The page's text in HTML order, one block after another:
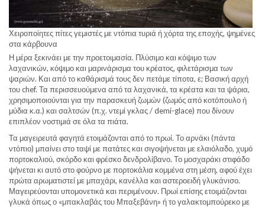
Χειροποίητες πίτες γεμιστές με ντόπια τυριά ή χόρτα της εποχής, ψημένες
στα κάρβουνα
Η μέρα ξεκινάει με την προετοιμασία. Πλύσιμο και κόψιμο των
λαχανικών, κόψιμο και μαρινάρισμα του κρέατος, φιλετάρισμα των
ψαριών. Και από το καθάρισμά τους δεν πετάμε τίποτα, ε; Βασική αρχή
του chef. Τα περισσευούμενα από τα λαχανικά, τα κρέατα και τα ψάρια,
χρησιμοποιούνται για την παρασκευή ζωμών (ζωμός από κοτόπουλο ή
μύδια κ.α.) και σαλτσών (π.χ. ντεμί γκλας / demi-glace) που δίνουν
επιπλέον νοστιμιά σε όλα τα πιάτα.
Τα μαγειρευτά φαγητά ετοιμάζονται από το πρωί. Το αρνάκι (πάντα
ντόπιο) μπαίνει στο ταψί με πατάτες και σιγοψήνεται με ελαιόλαδο, χυμό
πορτοκαλιού, σκόρδο και φρέσκο δενδρολίβανο. Το μοσχαράκι στιφάδο
ψήνεται κι αυτό στο φούρνο με πορτοκάλια κομμένα στη μέση, αφού έχει
πρώτα αρωματιστεί με μπαχάρι, κανέλλα και αστεροειδή γλυκάνισο.
Μαγειρεύονται υπομονετικά και περιμένουν. Πρωί επίσης ετοιμάζονται
γλυκά όπως ο «μπακλαβάς του Μπαξεβάνη» ή το γαλακτομπούρεκο με